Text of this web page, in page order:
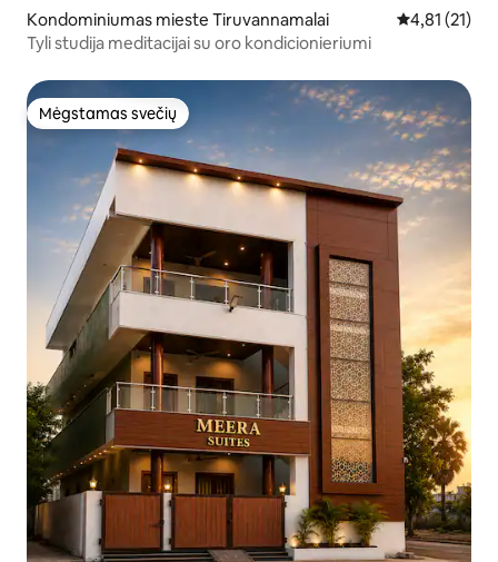
Kondominiumas mieste Tiruvannamalai Vidutinis
4,81 (21)
Tyli studija meditacijai su oro kondicionieriumi
Mėgstamas svečių
Mėgstamas svečių